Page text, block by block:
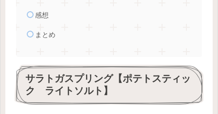
感想
まとめ
サラトガスプリング【ポテトスティッ
ク ライトソルト】